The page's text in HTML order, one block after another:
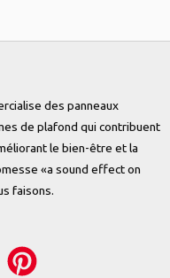
des panneaux
de plafond qui contribuent
le bien-être et la
«a sound effect on
faisons.